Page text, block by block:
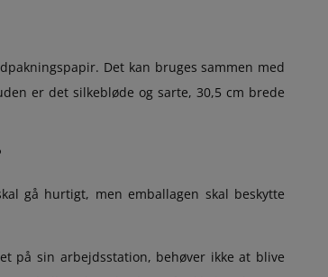
Det kan bruges sammen med
er det silkebløde og sarte, 30,5 cm brede
gå hurtigt, men emballagen skal beskytte
på sin arbejdsstation, behøver ikke at blive